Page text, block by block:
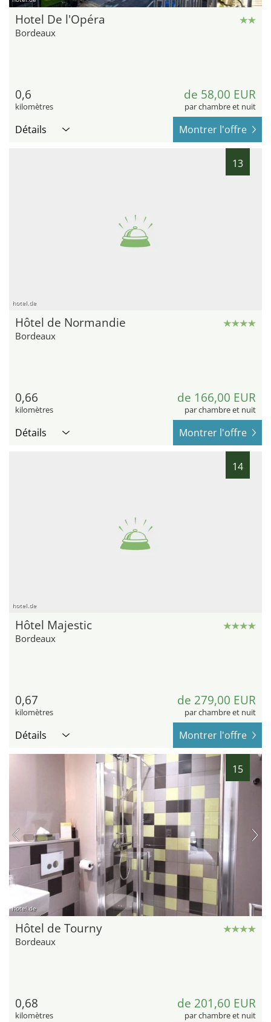
Hotel De l'Opéra
Bordeaux
0,6
kilomètres
de 58,00 EUR
par chambre et nuit
Détails Montrer l'offre
13
hotel.de
Hôtel de Normandie
Bordeaux
0,66
kilomètres
de 166,00 EUR
par chambre et nuit
Détails Montrer l'offre
14
hotel.de
Hôtel Majestic
Bordeaux
0,67
kilomètres
de 279,00 EUR
par chambre et nuit
Détails Montrer l'offre
15
hotel.de
Hôtel de Tourny
Bordeaux
0,68
kilomètres
de 201,60 EUR
par chambre et nuit